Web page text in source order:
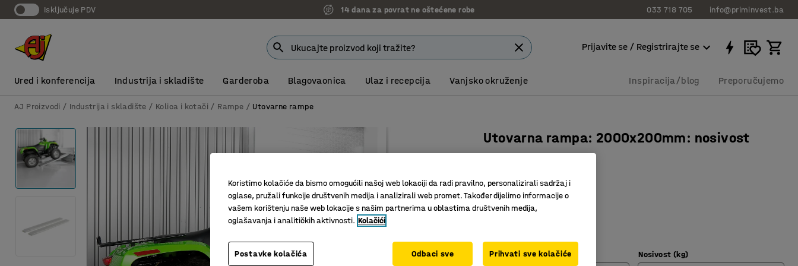
Isključuje PDV 14 dana za povrat ne oštećene robe 033 718 705 info@priminvest.ba
Prijavite se / Registrirajte se
Ured i konferencija Industrija i skladište Garderoba Blagovaonica Ulaz i recepcija Vanjsko okruženje Inspiracija/blog Preporučujemo
AJ Proizvodi Industrija i skladište Kolica i kotači Rampe Utovarne rampe
Utovarna rampa: 2000x200mm: nosivost
Art. br.:23545
Površina s uzorkom
Širina (mm) Nosivost (kg)
Koristimo kolačiće da bismo omogućili našoj web lokaciji da radi pravilno, personalizirali sadržaj i
oglase, pružali funkcije društvenih medija i analizirali web promet. Također dijelimo informacije o
vašem korištenju naše web lokacije s našim partnerima u oblastima društvenih medija,
oglašavanja i analitičkih aktivnosti. Kolačići
Postavke kolačića Odbaci sve Prihvati sve kolačiće